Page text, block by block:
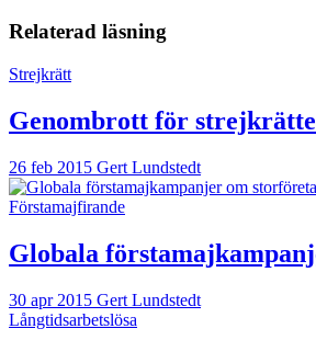
Relaterad läsning
Strejkrätt
Genombrott för
26 feb 2015 Gert Lundstedt
Förstamajfirande
Globala
30 apr 2015 Gert Lundstedt
Långtidsarbetslösa